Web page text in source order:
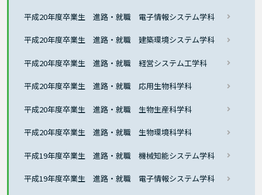
平成20年度卒業生 進路・就職 電子情報システム学科
平成20年度卒業生 進路・就職 建築環境システム学科
平成20年度卒業生 進路・就職 経営システム工学科
平成20年度卒業生 進路・就職 応用生物科学科
平成20年度卒業生 進路・就職 生物生産科学科
平成20年度卒業生 進路・就職 生物環境科学科
平成19年度卒業生 進路・就職 機械知能システム学科
平成19年度卒業生 進路・就職 電子情報システム学科